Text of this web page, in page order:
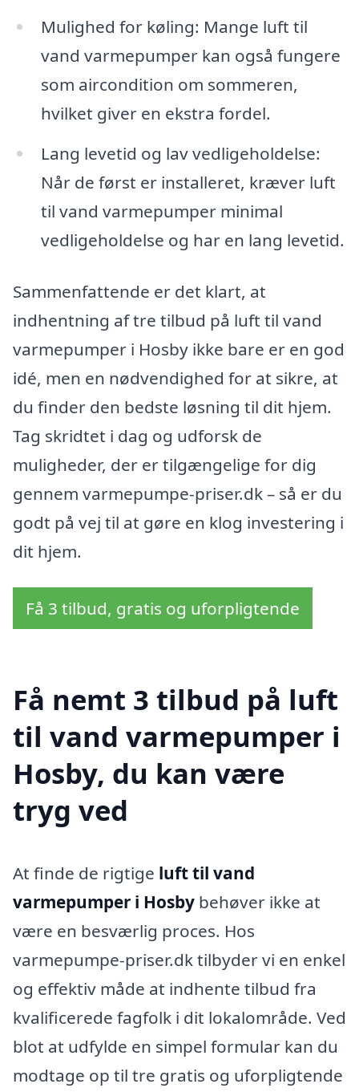
Mulighed for køling: Mange luft til
vand varmepumper kan også fungere
som aircondition om sommeren,
hvilket giver en ekstra fordel.
Lang levetid og lav vedligeholdelse:
Når de først er installeret, kræver luft
til vand varmepumper minimal
vedligeholdelse og har en lang levetid.
Sammenfattende er det klart, at
indhentning af tre tilbud på luft til vand
varmepumper i Hosby ikke bare er en god
idé, men en nødvendighed for at sikre, at
du finder den bedste løsning til dit hjem.
Tag skridtet i dag og udforsk de
muligheder, der er tilgængelige for dig
gennem varmepumpe-priser.dk – så er du
godt på vej til at gøre en klog investering i
dit hjem.
Få 3 tilbud, gratis og uforpligtende
Få nemt 3 tilbud på luft
til vand varmepumper i
Hosby, du kan være
tryg ved
At finde de rigtige luft til vand
varmepumper i Hosby behøver ikke at
være en besværlig proces. Hos
varmepumpe-priser.dk tilbyder vi en enkel
og effektiv måde at indhente tilbud fra
kvalificerede fagfolk i dit lokalområde. Ved
blot at udfylde en simpel formular kan du
modtage op til tre gratis og uforpligtende